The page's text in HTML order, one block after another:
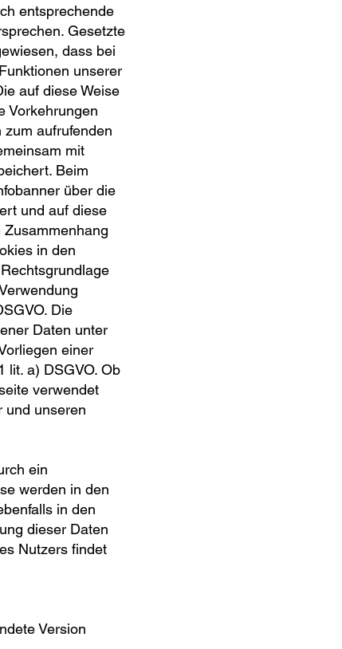
entsprechende
Gesetzte
dass bei
unserer
auf diese Weise
Vorkehrungen
aufrufenden
mit
Beim
über die
und auf diese
in den
Die
Daten unter
einer
lit. a) DSGVO. Ob
verwendet
und unseren
ein
werden in den
in den
dieser Daten
Nutzers findet
Version